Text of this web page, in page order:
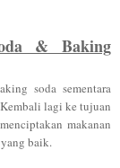
& Baking
soda sementara
lagi ke tujuan
makanan
baik.